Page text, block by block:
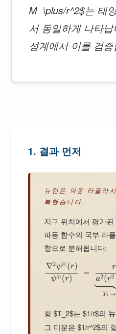
M_\plus/r^2$는 태
서 동일하게 나타
성계에서 이를 검증
1. 결과 먼저
뉴턴은 파동 라플라
복했습니다.
지구 위치에서 평가
파동 함수의 국부 라
항으로 분해됩니다:
∇2ψ⊙ (r)
ψ⊙ (r)
=
r
a2(r2

T1 →
항 $T_2$는 $1/r$의
그 미분은 $1/r^2$의